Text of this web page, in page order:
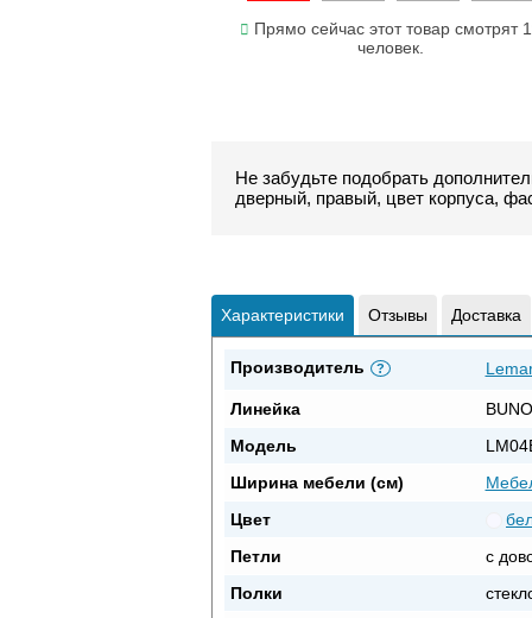
Прямо сейчас этот товар смотрят
человек.
Не забудьте подобрать
дверный, правый, цвет корпуса,
Характеристики Отзывы Доставка
Производитель ?
Линейка
BUNO
Модель
Ширина мебели (см)
Цвет
Петли
с
Полки